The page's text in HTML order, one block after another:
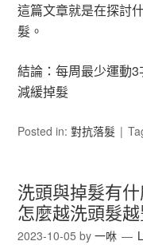
這篇文章就是在探討
髮。
結論：每周最少運動
減緩掉髮
Posted in:對抗落髮
洗頭與掉髮有
怎麼越洗頭髮
2023-10-05 by一咻